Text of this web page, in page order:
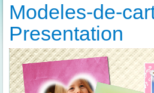
Modeles-de-
Presentation